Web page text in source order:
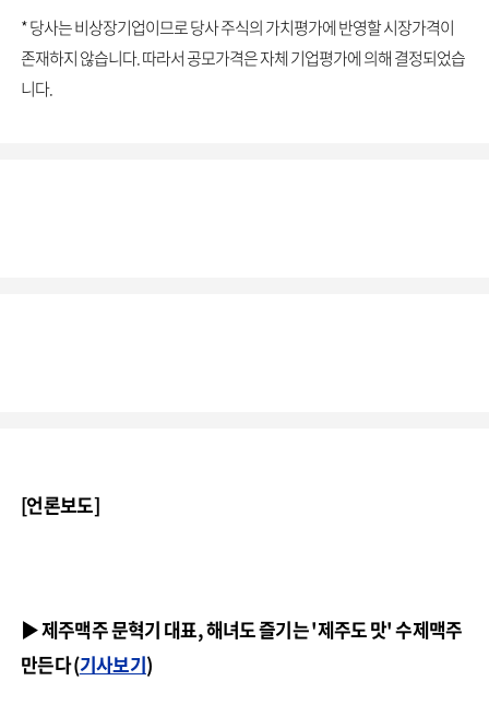
* 당사는 비상장기업이므로 당사 주식의 가치평가에 반영할 시장가격이
존재하지 않습니다. 따라서 공모가격은 자체 기업평가에 의해 결정되었습
니다.
[언론보도]
▶ 제주맥주 문혁기 대표, 해녀도 즐기는 '제주도 맛' 수제맥주
만든다 (기사보기)